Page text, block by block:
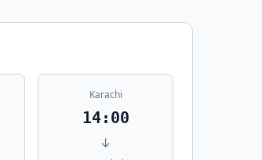
Karachi
14:00
↓